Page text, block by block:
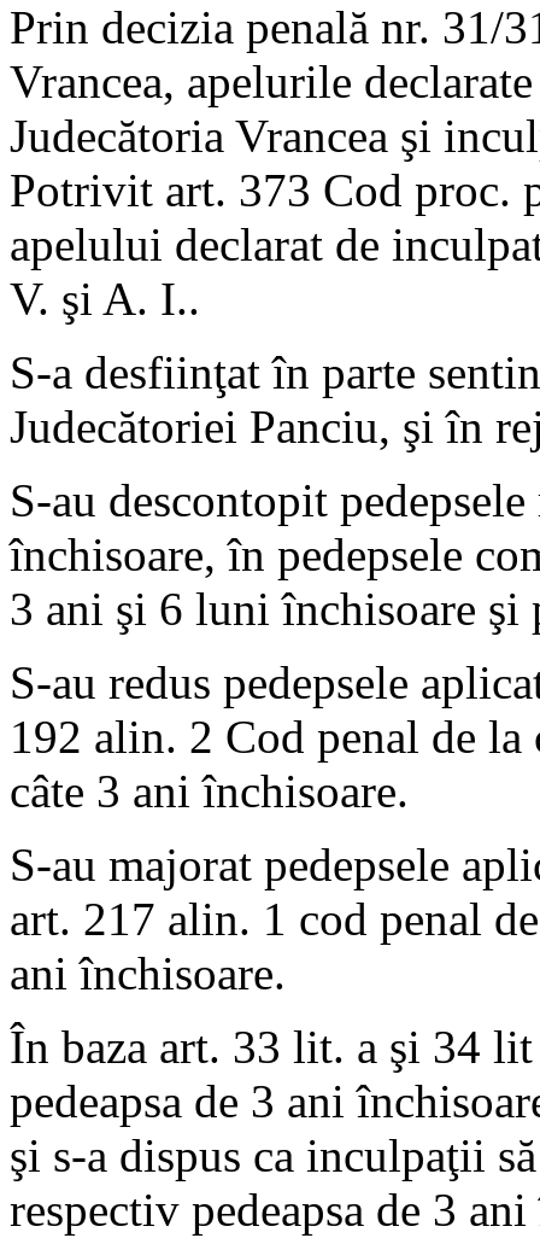
Prin decizia penală nr. 31/
Vrancea, apelurile
Judecătoria Vrancea şi
Potrivit art. 373 Cod proc.
apelului declarat de
V. şi A. I..
S-a desfiinţat în parte
Judecătoriei Panciu, şi în
S-au descontopit
închisoare, în pedepsele
3 ani şi 6 luni închisoare şi
S-au redus pedepsele
192 alin. 2 Cod penal de
câte 3 ani închisoare.
S-au majorat pedepsele
art. 217 alin. 1 cod penal
ani închisoare.
În baza art. 33 lit. a şi 34
pedeapsa de 3 ani
şi s-a dispus ca inculpaţii
respectiv pedeapsa de 3